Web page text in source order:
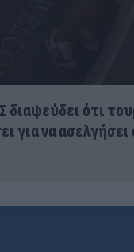
διαψεύδει ότι
για να ασελγήσει